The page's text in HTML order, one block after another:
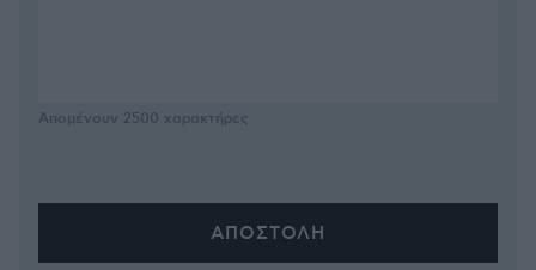
Απομένουν 2500 χαρακτήρες